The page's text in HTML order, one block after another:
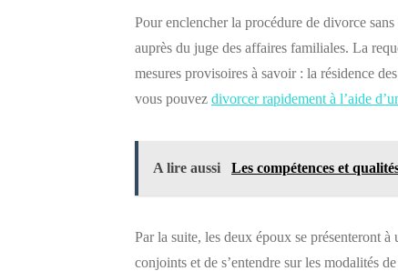
Pour enclencher la procédure de divorce
auprès du juge des affaires familiales. La
mesures provisoires à savoir : la résidence
vous pouvez divorcer rapidement à l’aide
A lire aussi Les compétences et
Par la suite, les deux époux se présenteront
conjoints et de s’entendre sur les modalités